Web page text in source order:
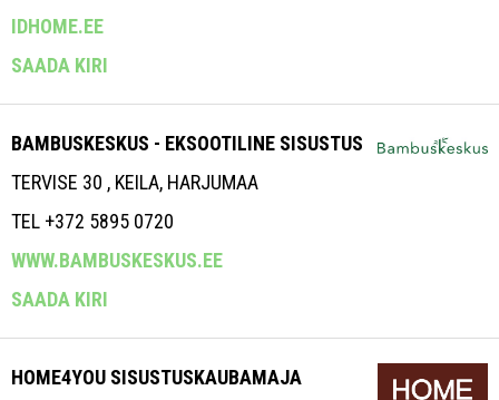
IDHOME.EE
SAADA KIRI
BAMBUSKESKUS - EKSOOTILINE SISUSTUS
TERVISE 30 , KEILA, HARJUMAA
TEL +372 5895 0720
WWW.BAMBUSKESKUS.EE
SAADA KIRI
HOME4YOU SISUSTUSKAUBAMAJA